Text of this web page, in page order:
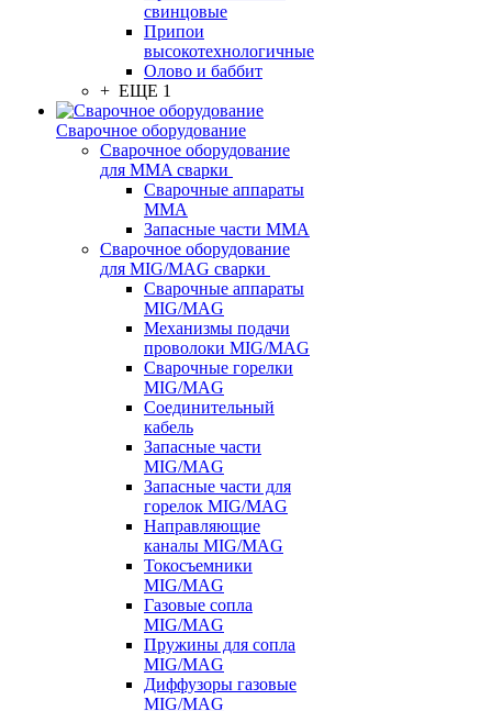
свинцовые
Припои
высокотехнологичные
Олово и баббит
+ ЕЩЕ 1
Сварочное оборудование
Сварочное оборудование
для MMA сварки
Сварочные аппараты
MMA
Запасные части MMA
Сварочное оборудование
для MIG/MAG сварки
Сварочные аппараты
MIG/MAG
Механизмы подачи
проволоки MIG/MAG
Сварочные горелки
MIG/MAG
Соединительный
кабель
Запасные части
MIG/MAG
Запасные части для
горелок MIG/MAG
Направляющие
каналы MIG/MAG
Токосъемники
MIG/MAG
Газовые сопла
MIG/MAG
Пружины для сопла
MIG/MAG
Диффузоры газовые
MIG/MAG